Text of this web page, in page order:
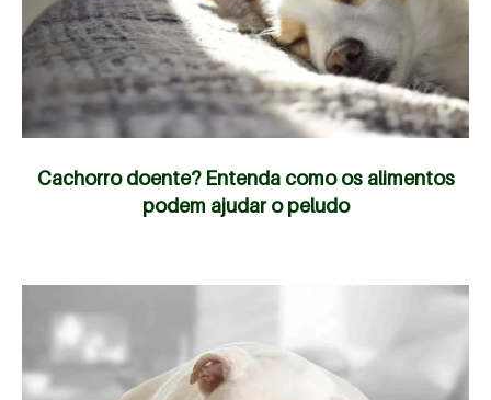
Cachorro doente? Entenda como os alimentos
podem ajudar o peludo